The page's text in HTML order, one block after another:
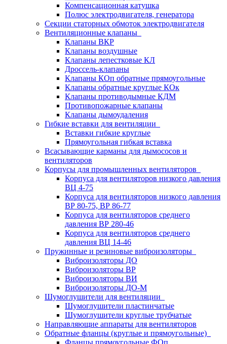
Компенсационная катушка
Полюс электродвигателя, генератора
Секции статорных обмоток электродвигателя
Вентиляционные клапаны
Клапаны ВКР
Клапаны воздушные
Клапаны лепестковые КЛ
Дроссель-клапаны
Клапаны КОп обратные прямоугольные
Клапаны обратные круглые КОк
Клапаны противодымные КДМ
Противопожарные клапаны
Клапаны дымоудаления
Гибкие вставки для вентиляции
Вставки гибкие круглые
Прямоугольная гибкая вставка
Всасывающие карманы для дымососов и
вентиляторов
Корпусы для промышленных вентиляторов
Корпуса для вентиляторов низкого давления
ВЦ 4-75
Корпуса для вентиляторов низкого давления
ВР 80-75, ВР 86-77
Корпуса для вентиляторов среднего
давления ВР 280-46
Корпуса для вентиляторов среднего
давления ВЦ 14-46
Пружинные и резиновые виброизоляторы
Виброизоляторы ДО
Виброизоляторы ВР
Виброизоляторы ВИ
Виброизоляторы ДО-М
Шумоглушители для вентиляции
Шумоглушители пластинчатые
Шумоглушители круглые трубчатые
Направляющие аппараты для вентиляторов
Обратные фланцы (круглые и прямоугольные)
Фланцы прямоугольные ФОп